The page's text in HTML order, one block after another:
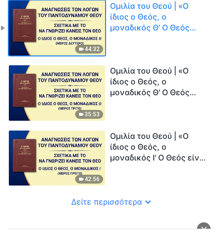
44:32
Ομιλία του Θεού | «Ο
ίδιος ο Θεός, ο
μοναδικός Θ' Ο Θεός
35:53
Ομιλία του Θεού | «Ο
ίδιος ο Θεός, ο
μοναδικός Θ' Ο Θεός
42:56
Ομιλία του Θεού | «Ο
ίδιος ο Θεός, ο
μοναδικός Ι' Ο Θεός είναι
Δείτε περισσότερα